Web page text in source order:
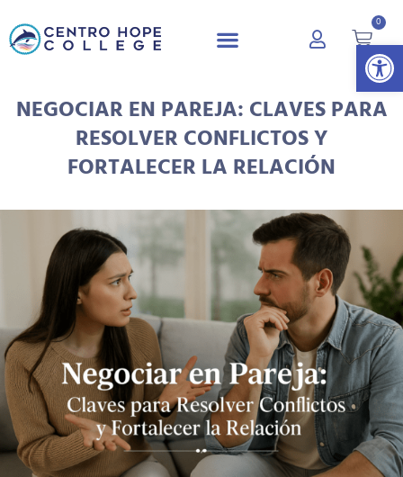
Abrir
0
NEGOCIAR EN PAREJA: CLAVES PARA
RESOLVER CONFLICTOS Y
FORTALECER LA RELACIÓN